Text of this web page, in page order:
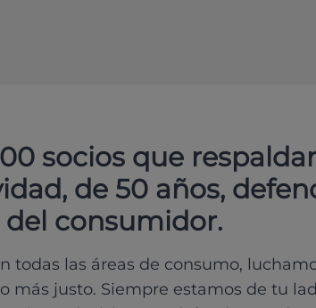
socios que
de 50 años,
del consumidor.
todas las áreas de consumo,
más justo. Siempre estamos de tu